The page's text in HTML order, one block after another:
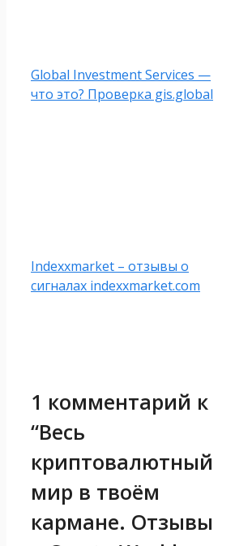
Global Investment Services —
что это? Проверка gis.global
Indexxmarket – отзывы о
сигналах indexxmarket.com
1 комментарий к
“Весь
криптовалютный
мир в твоём
кармане. Отзывы